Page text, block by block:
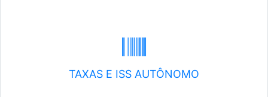
TAXAS E ISS AUTÔNOMO